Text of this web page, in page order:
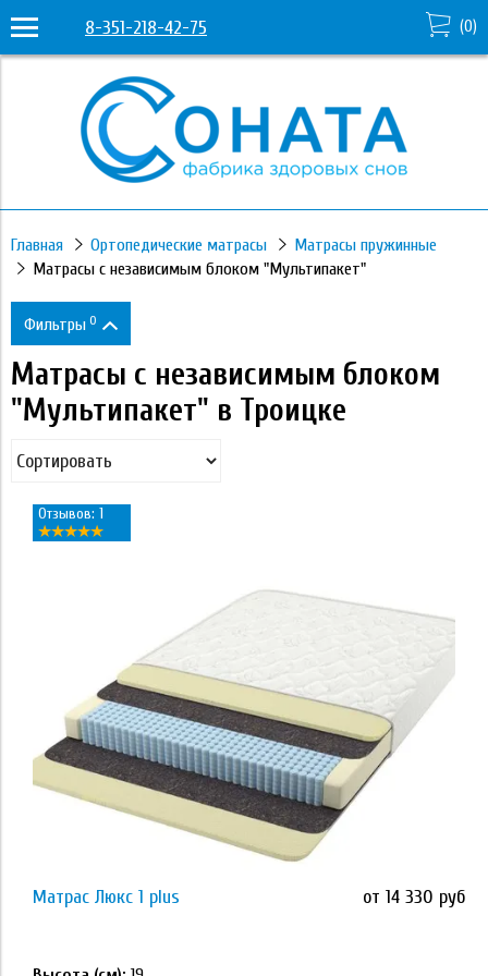
8-351-218-42-75 (0)
Главная Ортопедические матрасы
Матрасы пружинные
Матрасы с независимым блоком "Мультипакет"
Фильтры 0
Цена
кокосовая койра
Memory Foam
Применить
Матрасы с независимым блоком
"Мультипакет" в Троицке
Отзывов: 1
Матрас Люкс 1 plus от 14 330 руб